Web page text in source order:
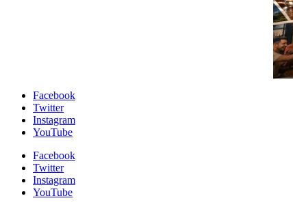
Facebook
Twitter
Instagram
YouTube
Facebook
Twitter
Instagram
YouTube